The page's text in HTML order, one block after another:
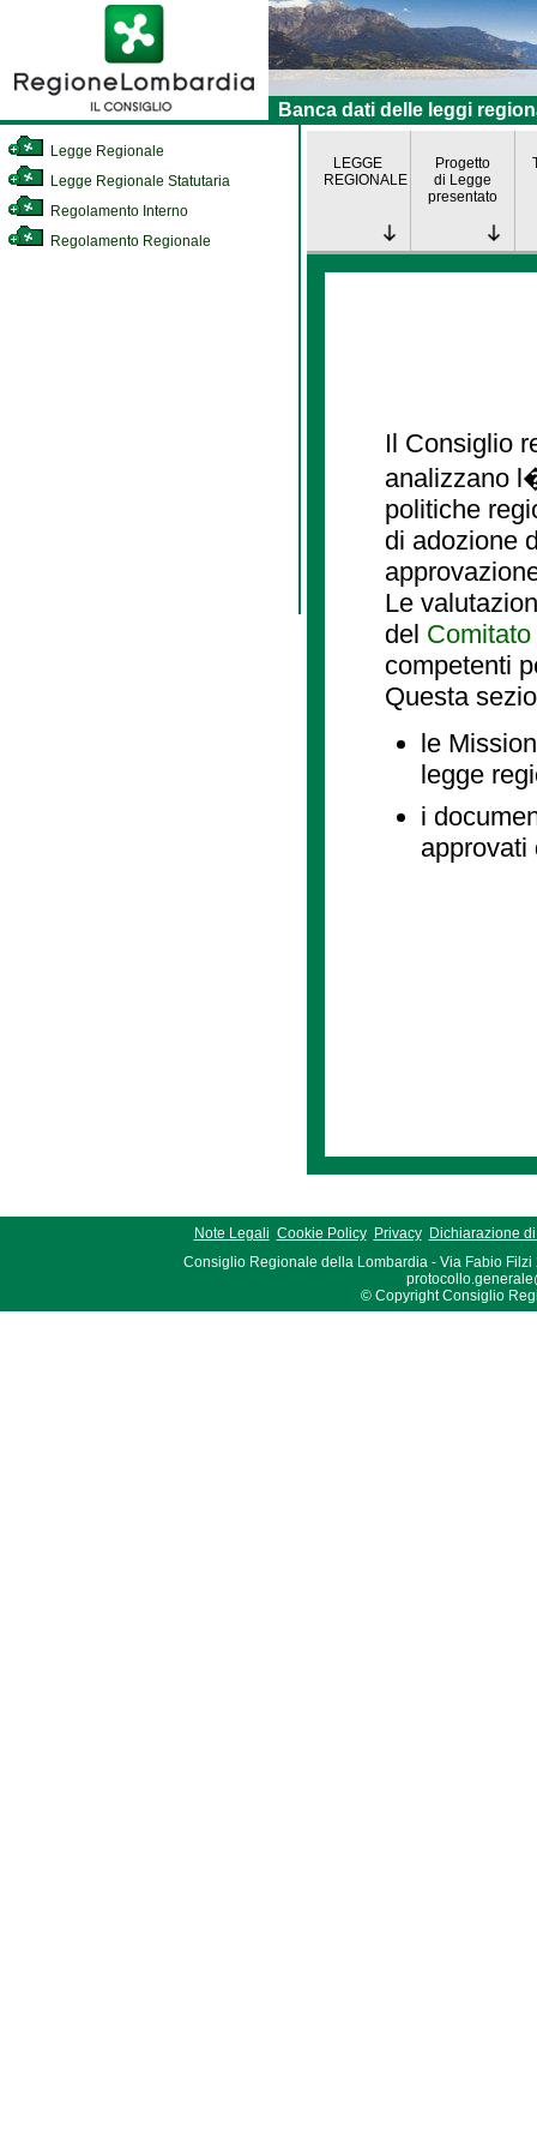
Banca dati delle leggi
Legge Regionale
Legge Regionale Statutaria
Regolamento Interno
Regolamento Regionale
LEGGE
REGIONALE
Progetto
di Legge
presentato
Il Consiglio
analizzano
politiche
di adozione
Le
del
competenti
Questa
le
legge
i
approvati
Note Legali Cookie Policy Privacy
Dichiarazione
Consiglio Regionale della Lombardia - Via Fabio Filzi
© Copyright Consiglio